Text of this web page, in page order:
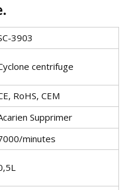
3903
centrifuge
RoHS, CEM
Supprimer
minutes